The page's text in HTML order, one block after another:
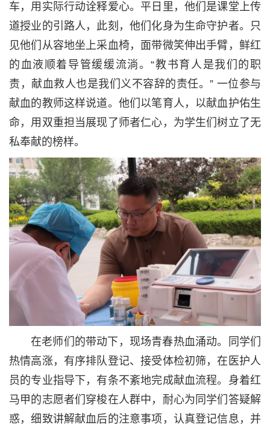
车，用实际行动诠释爱心。平日里，他们是课堂上传
道授业的引路人，此刻，他们化身为生命守护者。只
见他们从容地坐上采血椅，面带微笑伸出手臂，鲜红
的血液顺着导管缓缓流淌。“教书育人是我们的职
责，献血救人也是我们义不容辞的责任。” 一位参与
献血的教师这样说道。他们以笔育人，以献血护佑生
命，用双重担当展现了师者仁心，为学生们树立了无
私奉献的榜样。
在老师们的带动下，现场青春热血涌动。同学们
热情高涨，有序排队登记、接受体检初筛，在医护人
员的专业指导下，有条不紊地完成献血流程。身着红
马甲的志愿者们穿梭在人群中，耐心为同学们答疑解
惑，细致讲解献血后的注意事项，认真登记信息，并